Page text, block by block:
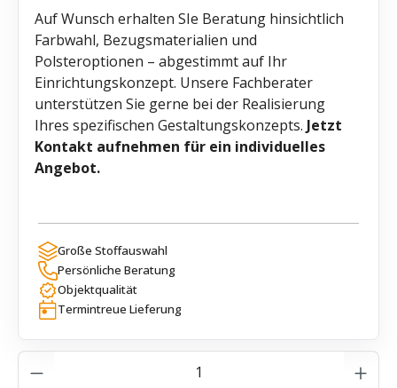
Auf Wunsch erhalten SIe Beratung hinsichtlich
Farbwahl, Bezugsmaterialien und
Polsteroptionen – abgestimmt auf Ihr
Einrichtungskonzept. Unsere Fachberater
unterstützen Sie gerne bei der Realisierung
Ihres spezifischen Gestaltungskonzepts. Jetzt
Kontakt aufnehmen für ein individuelles
Angebot.
Große Stoffauswahl
Persönliche Beratung
Objektqualität
Termintreue Lieferung
Produkt Anzahl: Gib den gewünschten